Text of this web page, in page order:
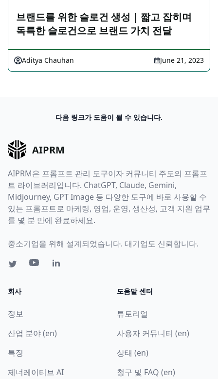
브랜드를 위한 슬로건 생성 | 짧고 잡히며
독특한 슬로건으로 브랜드 가치 전달
Aditya Chauhan June 21, 2023
다음 링크가 도움이 될 수 있습니다.
AIPRM
AIPRM은 프롬프트 관리 도구이자 커뮤니티 주도의 프롬프
트 라이브러리입니다. ChatGPT, Claude, Gemini,
Midjourney, GPT Image 등 다양한 도구에 바로 사용할 수
있는 프롬프트로 마케팅, 영업, 운영, 생산성, 고객 지원 업무
를 몇 분 만에 완료하세요.
중소기업을 위해 설계되었습니다. 대기업도 신뢰합니다.
회사
정보
산업 분야 (en)
특징
제너레이티브 AI
도움말 센터
튜토리얼
사용자 커뮤니티 (en)
상태 (en)
청구 및 FAQ (en)